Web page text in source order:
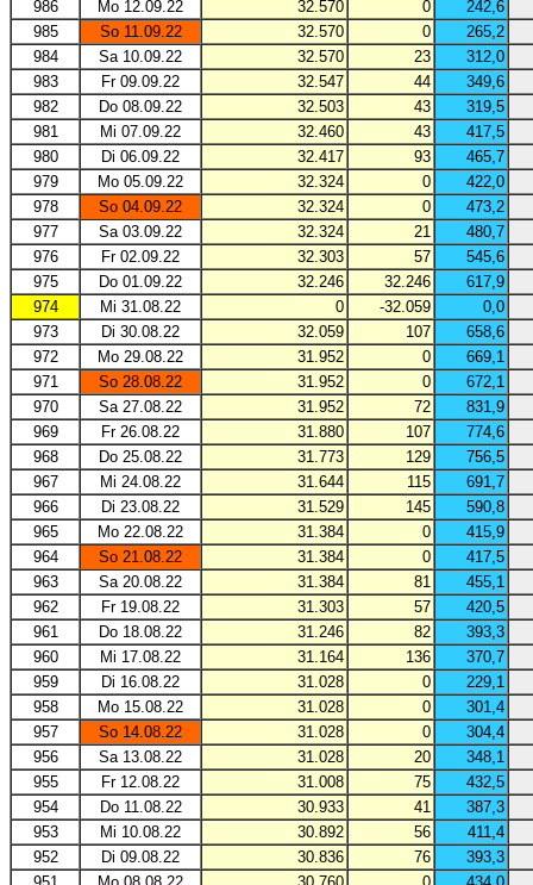
986 Mo 12.09.22 32.570 0
242,6
985
So 11.09.22 32.570 0
265,2
984
Sa 10.09.22 32.570 23
312,0
983
Fr 09.09.22 32.547 44
349,6
982
Do 08.09.22 32.503 43
319,5
981
Mi 07.09.22 32.460 43
417,5
980
Di 06.09.22 32.417 93
465,7
979
Mo 05.09.22 32.324 0
422,0
978
So 04.09.22 32.324 0
473,2
977
Sa 03.09.22 32.324 21
480,7
976
Fr 02.09.22 32.303 57
545,6
975
Do 01.09.22 32.246 32.246
617,9
974
Mi 31.08.22 0 -32.059
0,0
973
Di 30.08.22 32.059 107
658,6
972
Mo 29.08.22 31.952 0
669,1
971
So 28.08.22 31.952 0
672,1
970
Sa 27.08.22 31.952 72
831,9
969
Fr 26.08.22 31.880 107
774,6
968
Do 25.08.22 31.773 129
756,5
967
Mi 24.08.22 31.644 115
691,7
966
Di 23.08.22 31.529 145
590,8
965
Mo 22.08.22 31.384 0
415,9
964
So 21.08.22 31.384 0
417,5
963
Sa 20.08.22 31.384 81
455,1
962
Fr 19.08.22 31.303 57
420,5
961
Do 18.08.22 31.246 82
393,3
960
Mi 17.08.22 31.164 136
370,7
959
Di 16.08.22 31.028 0
229,1
958
Mo 15.08.22 31.028 0
301,4
957
So 14.08.22 31.028 0
304,4
956
Sa 13.08.22 31.028 20
348,1
955
Fr 12.08.22 31.008 75
432,5
954
Do 11.08.22 30.933 41
387,3
953
Mi 10.08.22 30.892 56
411,4
952
Di 09.08.22 30.836 76
393,3